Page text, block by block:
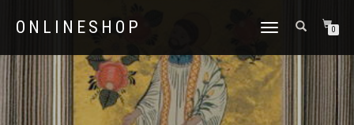
ONLINESHOP
NAVIGATION
0